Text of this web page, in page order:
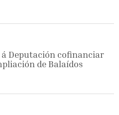
á Deputación cofinanciar
de Balaídos